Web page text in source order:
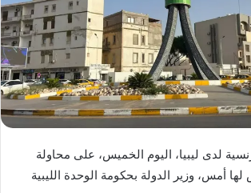
لدى ليبيا، اليوم الخميس، على محاولة
لها أمس، وزير الدولة بحكومة الوحدة الليبية